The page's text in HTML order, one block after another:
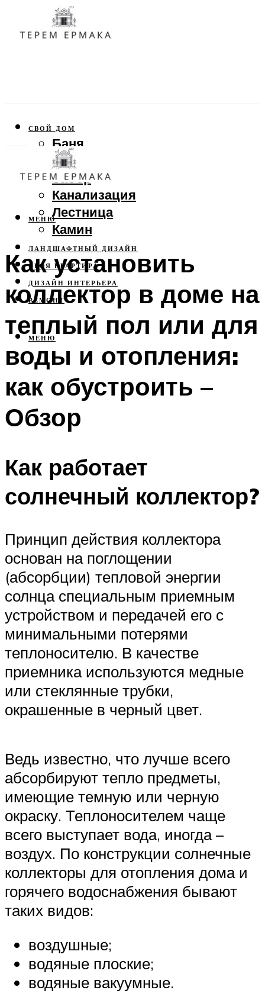
СВОЙ ДОМ
Баня
Веранда
Забор
Канализация
Лестница
Камин
ЛАНДШАФТНЫЙ ДИЗАЙН
СВОЯ КВАРТИРА
ДИЗАЙН ИНТЕРЬЕРА
РЕМОНТ
МЕНЮ
МЕНЮ
Как установить
коллектор в доме на
теплый пол или для
воды и отопления:
как обустроить –
Обзор
Как работает
солнечный коллектор?
Принцип действия коллектора
основан на поглощении
(абсорбции) тепловой энергии
солнца специальным приемным
устройством и передачей его с
минимальными потерями
теплоносителю. В качестве
приемника используются медные
или стеклянные трубки,
окрашенные в черный цвет.
Ведь известно, что лучше всего
абсорбируют тепло предметы,
имеющие темную или черную
окраску. Теплоносителем чаще
всего выступает вода, иногда –
воздух. По конструкции солнечные
коллекторы для отопления дома и
горячего водоснабжения бывают
таких видов:
воздушные;
водяные плоские;
водяные вакуумные.